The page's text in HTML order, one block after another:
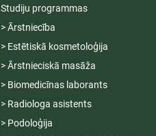
Studiju programmas
> Ārstniecība
> Estētiskā kosmetoloģija
> Ārstnieciskā masāža
> Biomedicīnas laborants
> Radiologa asistents
> Podoloģija